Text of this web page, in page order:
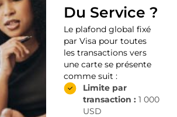
Du Service ?
Le plafond global fixé
par Visa pour toutes
les transactions vers
une carte se présente
comme suit :
Limite par
transaction : 1 000
USD